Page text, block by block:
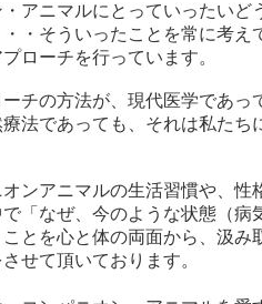
アニマルにとっていったいど
・そういったことを常に考え
ローチを行っています。
チの方法が、現代医学であっ
法であっても、それは私たち
ンアニマルの生活習慣や、性
「なぜ、今のような状態（病
とを心と体の両面から、汲み
せて頂いております。